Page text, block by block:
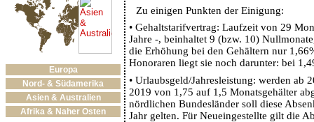
Europa
Nord- & Südamerika
Asien & Australien
Afrika & Naher Osten
Zu einigen Punkten der Einigung:
• Gehaltstarifvertrag: Laufzeit von 29
Jahre -, beinhaltet 9 (bzw. 10)
die Erhöhung bei den Gehältern nur
Honoraren liegt sie noch darunter: bei
• Urlaubsgeld/Jahresleistung: werden ab
2019 von 1,75 auf 1,5 Monatsgehälter
nördlichen Bundesländer soll diese
Jahr gelten. Für Neueingestellte gilt die